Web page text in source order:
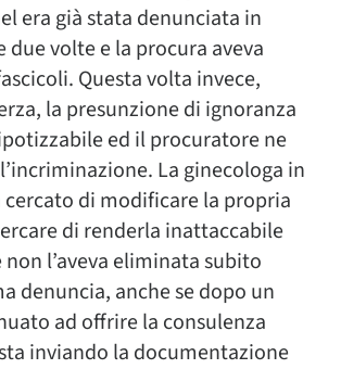
era già stata denunciata in
due volte e la procura aveva
Questa volta invece,
la presunzione di ignoranza
ed il procuratore ne
La ginecologa in
di modificare la propria
di renderla inattaccabile
non l’aveva eliminata subito
denuncia, anche se dopo un
ad offrire la consulenza
inviando la documentazione